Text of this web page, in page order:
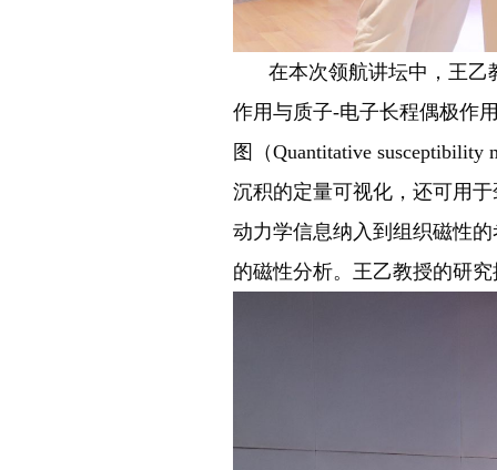
在本次领航讲坛中，王
作用与质子-电子长程偶极作
图（Quantitative
沉积的定量可视化，还可用
动力学信息纳入到组织磁性
的磁性分析。王乙教授的研